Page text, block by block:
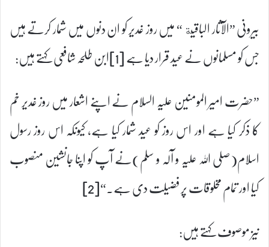
بیرونی ”الآثار الباقیة “ میں روز غدیر کو ان دنوں میں شمار کرتے ہیں
جس کو مسلمانوں نے عید قرار دیا ہے [1]ابن طلحہ شافعی کہتے ہیں:
”حضرت امیر المومنین علیہ السلام نے اپنے اشعار میں روز غدیر خم
کا ذکر کیا ہے اور اس روز کو عید شمار کیا ہے، کیونکہ اس روز رسول
اسلام(صلی اللہ علیہ و آلہ و سلم)نے آپ کو اپنا جانشین منصوب
کیا اور تمام مخلوقات پر فضیلت دی ہے۔“[2]
نیز موصوف کہتے ہیں: